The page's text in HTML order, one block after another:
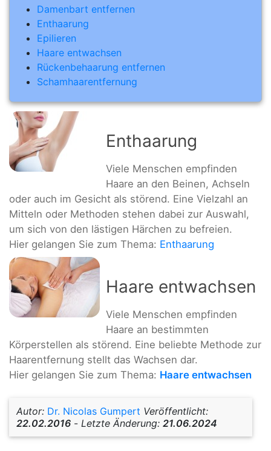
Damenbart entfernen
Enthaarung
Epilieren
Haare entwachsen
Rückenbehaarung entfernen
Schamhaarentfernung
Enthaarung
Viele Menschen empfinden
Haare an den Beinen, Achseln
oder auch im Gesicht als störend. Eine Vielzahl an
Mitteln oder Methoden stehen dabei zur Auswahl,
um sich von den lästigen Härchen zu befreien.
Hier gelangen Sie zum Thema: Enthaarung
Haare entwachsen
Viele Menschen empfinden
Haare an bestimmten
Körperstellen als störend. Eine beliebte Methode zur
Haarentfernung stellt das Wachsen dar.
Hier gelangen Sie zum Thema: Haare entwachsen
Autor: Dr. Nicolas Gumpert Veröffentlicht:
22.02.2016 - Letzte Änderung: 21.06.2024